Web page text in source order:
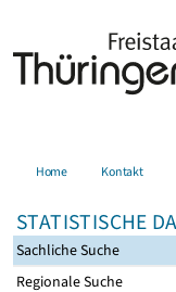
Home Kontakt
STATISTISCHE
Sachliche Suche
Regionale Suche